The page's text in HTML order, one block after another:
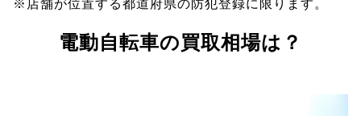
※店舗が位置する都道府県の防犯登録に限ります。
電動自転車の買取相場は？